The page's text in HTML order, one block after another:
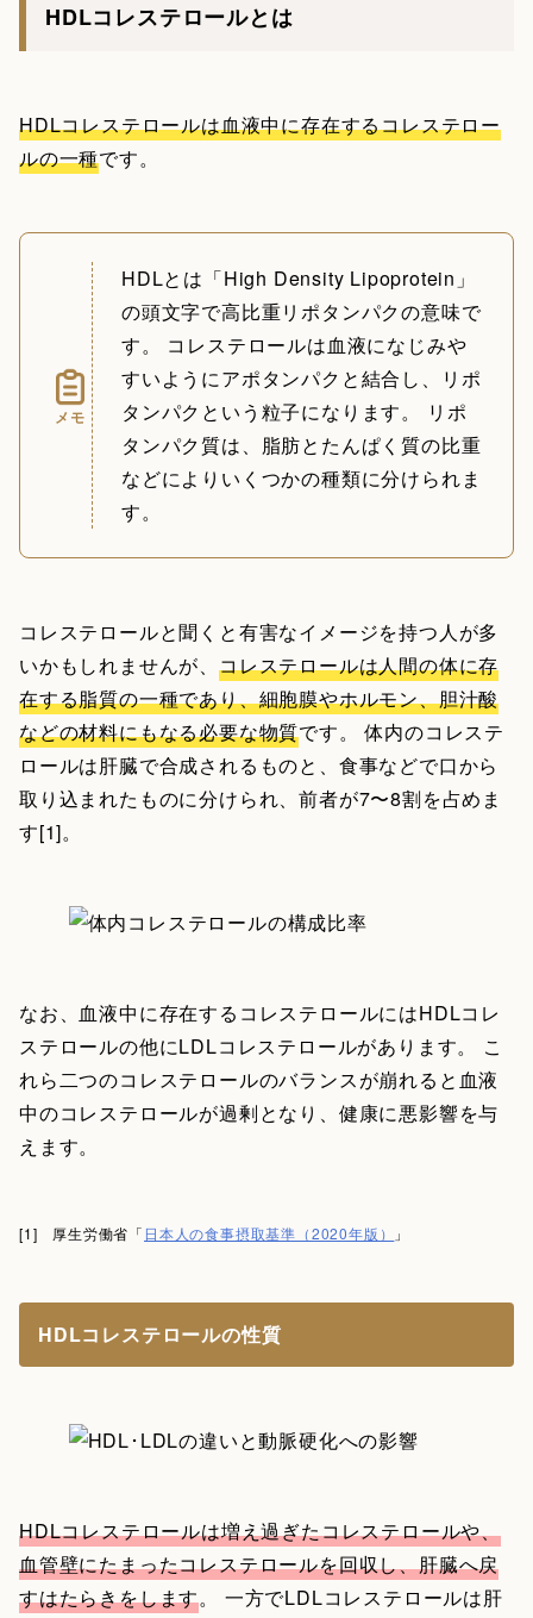
HDLコレステロールとは
HDLコレステロールは血液中に存在するコレステロー
ルの一種です。
メモ
HDLとは「High Density Lipoprotein」
の頭文字で高比重リポタンパクの意味で
す。 コレステロールは血液になじみや
すいようにアポタンパクと結合し、リポ
タンパクという粒子になります。 リポ
タンパク質は、脂肪とたんぱく質の比重
などによりいくつかの種類に分けられま
す。
コレステロールと聞くと有害なイメージを持つ人が多
いかもしれませんが、コレステロールは人間の体に存
在する脂質の一種であり、細胞膜やホルモン、胆汁酸
などの材料にもなる必要な物質です。 体内のコレステ
ロールは肝臓で合成されるものと、食事などで口から
取り込まれたものに分けられ、前者が7〜8割を占めま
す[1]。
なお、血液中に存在するコレステロールにはHDLコレ
ステロールの他にLDLコレステロールがあります。 こ
れら二つのコレステロールのバランスが崩れると血液
中のコレステロールが過剰となり、健康に悪影響を与
えます。
[1] 厚生労働省「 日本人の食事摂取基準（2020年版） 」
HDLコレステロールの性質
HDLコレステロールは増え過ぎたコレステロールや、
血管壁にたまったコレステロールを回収し、肝臓へ戻
すはたらきをします。 一方でLDLコレステロールは肝